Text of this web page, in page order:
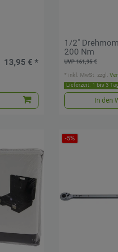
13,95 € *
1/2"
200 Nm
UVP 161,95 €
Lieferzeit: 1 bis 3
In den
* inkl. MwSt. zzgl.
-5%